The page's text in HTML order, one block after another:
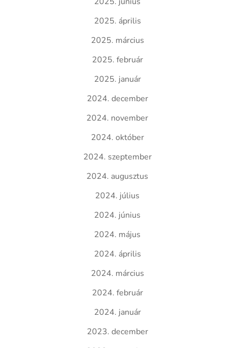
2025. április
2025. március
2025. február
2025. január
2024. december
2024. november
2024. október
2024. szeptember
2024. augusztus
2024. július
2024. június
2024. május
2024. április
2024. március
2024. február
2024. január
2023. december